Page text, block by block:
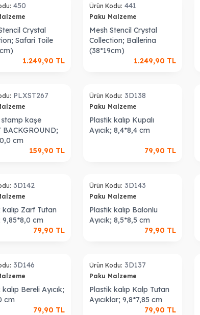
450
Crystal
Safari Toile
1.249,90 TL
Ürün Kodu: 441
Paku Malzeme
Mesh Stencil Crystal
Collection; Ballerina
(38*19cm)
1.249,90 TL
PLXST267
kaşe
BACKGROUND;
cm
159,90 TL
Ürün Kodu: 3D138
Paku Malzeme
Plastik kalıp Kupalı
Ayıcık; 8,4*8,4 cm
79,90 TL
3D142
kalıp Zarf Tutan
9,85*8,0 cm
79,90 TL
Ürün Kodu: 3D143
Paku Malzeme
Plastik kalıp Balonlu
Ayıcık; 8,5*8,5 cm
79,90 TL
3D146
Bereli Ayıcık;
cm
79,90 TL
Ürün Kodu: 3D137
Paku Malzeme
Plastik kalıp Kalp Tutan
Ayıcıklar; 9,8*7,85 cm
79,90 TL